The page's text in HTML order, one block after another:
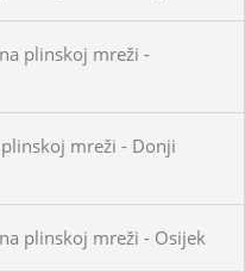
plinskoj mreži -
mreži - Donji
plinskoj mreži - Osijek